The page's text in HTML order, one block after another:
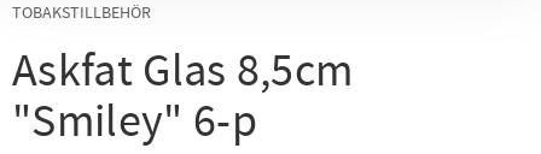
TOBAKSTILLBEHÖR
Askfat Glas 8,5cm
"Smiley" 6-p